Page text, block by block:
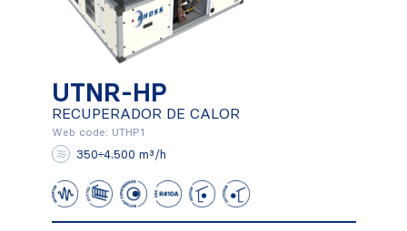
UTNR-HP
RECUPERADOR DE CALOR
Web code: UTHP1
350÷4.500 m³/h
UTNR-HP
RECUPERADOR DE CALOR
Conocer más